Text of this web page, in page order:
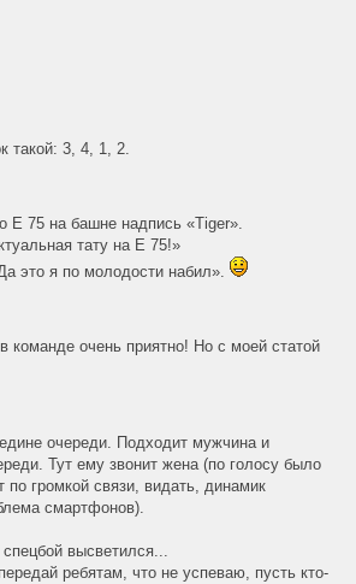
такой: 3, 4, 1, 2.
E 75 на башне надпись «Tiger».
тату на Е 75!»
это я по молодости набил».
команде очень приятно! Но с моей статой
очереди. Подходит мужчина и
Тут ему звонит жена (по голосу было
по громкой связи, видать, динамик
смартфонов).
высветился...
ребятам, что не успеваю, пусть кто-